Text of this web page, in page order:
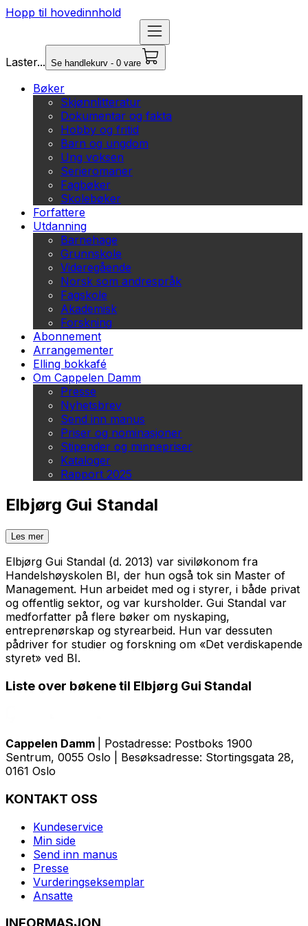
Hopp til hovedinnhold
Laster... Se handlekurv - 0 vare
Bøker
Skjønnlitteratur
Dokumentar og fakta
Hobby og fritid
Barn og ungdom
Ung voksen
Serieromaner
Fagbøker
Skolebøker
Forfattere
Utdanning
Barnehage
Grunnskole
Videregående
Norsk som andrespråk
Fagskole
Akademisk
Forskning
Abonnement
Arrangementer
Elling bokkafé
Om Cappelen Damm
Presse
Nyhetsbrev
Send inn manus
Priser og nominasjoner
Stipender og minnepriser
Kataloger
Rapport 2025
Elbjørg Gui Standal
Les mer
Elbjørg Gui Standal (d. 2013) var siviløkonom fra
Handelshøyskolen BI, der hun også tok sin Master of
Management. Hun arbeidet med og i styrer, i både privat
og offentlig sektor, og var kursholder. Gui Standal var
medforfatter på flere bøker om nyskaping,
entreprenørskap og styrearbeid. Hun var dessuten
pådriver for studier og forskning om «Det verdiskapende
styret» ved BI.
Liste over bøkene til Elbjørg Gui Standal
Cappelen Damm
| Postadresse: Postboks 1900
Sentrum, 0055 Oslo | Besøksadresse: Stortingsgata 28,
0161 Oslo
KONTAKT OSS
Kundeservice
Min side
Send inn manus
Presse
Vurderingseksemplar
Ansatte